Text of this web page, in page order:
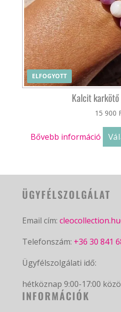
ELFOGYOTT
Kalcit
15 900
Bővebb információ
ÜGYFÉLSZOLGÁLAT
Email cím:
Telefonszám: +36 30 841
Ügyfélszolgálati idő:
hétköznap 9:00-17:00
INFORMÁCIÓK